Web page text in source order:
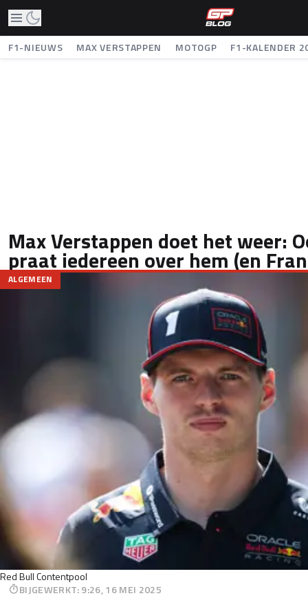
F1-NIEUWS MAX VERSTAPPEN MOTOGP F1-KALENDER
Max Verstappen doet het weer:
praat iedereen over hem (en
Red Bull Contentpool
ALGEMEEN
BIJGEWERKT:9:26, 16 MEI 2025